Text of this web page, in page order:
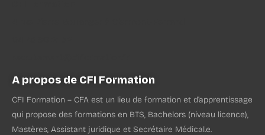
A propos de CFI Formation
CFI Formation – CFA est un lieu de formation et d’apprentissage
qui propose des formations en BTS, Bachelors (niveau licence),
Mastères, Assistant juridique et Secrétaire Médical.e.